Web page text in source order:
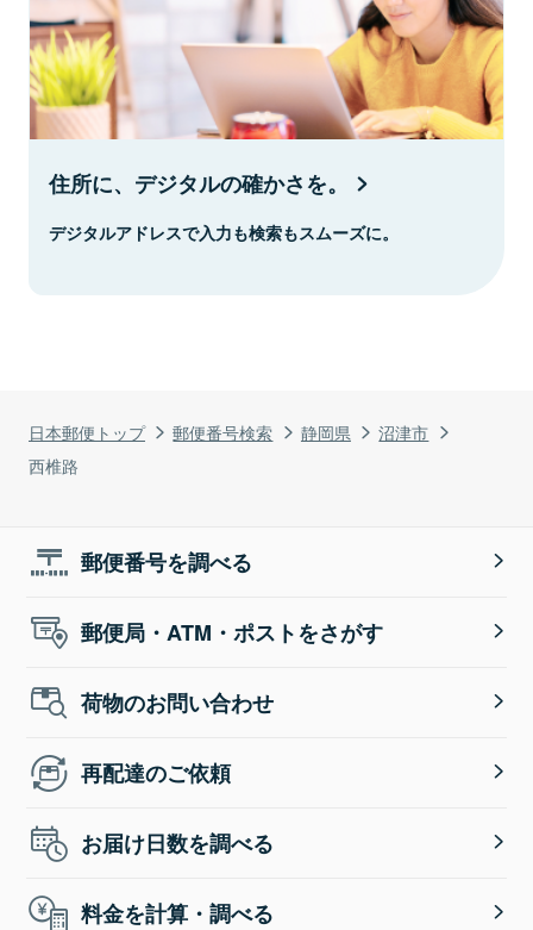
日本郵便トップ 郵便番号検索 静岡県
沼津市
西椎路
住所に、デジタルの確かさを。
デジタルアドレスで入力も検索もスムーズに。
郵便番号を調べる
郵便局・ATM・ポストをさがす
荷物のお問い合わせ
再配達のご依頼
お届け日数を調べる
料金を計算・調べる